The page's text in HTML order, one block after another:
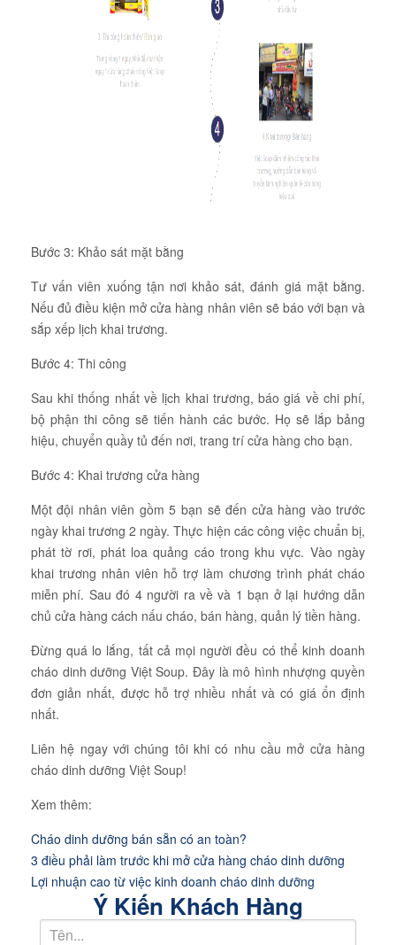
Bước 3: Khảo sát mặt bằng
Tư vấn viên xuống tận nơi khảo sát, đánh giá mặt bằng.
Nếu đủ điều kiện mở cửa hàng nhân viên sẽ báo với bạn và
sắp xếp lịch khai trương.
Bước 4: Thi công
Sau khi thống nhất về lịch khai trương, báo giá về chi phí,
bộ phận thi công sẽ tiến hành các bước. Họ sẽ lắp bảng
hiệu, chuyển quầy tủ đến nơi, trang trí cửa hàng cho bạn.
Bước 4: Khai trương cửa hàng
Một đội nhân viên gồm 5 bạn sẽ đến cửa hàng vào trước
ngày khai trương 2 ngày. Thực hiện các công việc chuẩn bị,
phát tờ rơi, phát loa quảng cáo trong khu vực. Vào ngày
khai trương nhân viên hỗ trợ làm chương trình phát cháo
miễn phí. Sau đó 4 người ra về và 1 bạn ở lại hướng dẫn
chủ cửa hàng cách nấu cháo, bán hàng, quản lý tiền hàng.
Đừng quá lo lắng, tất cả mọi người đều có thể kinh doanh
cháo dinh dưỡng Việt Soup. Đây là mô hình nhượng quyền
đơn giản nhất, được hỗ trợ nhiều nhất và có giá ổn định
nhất.
Liên hệ ngay với chúng tôi khi có nhu cầu mở cửa hàng
cháo dinh dưỡng Việt Soup!
Xem thêm:
Cháo dinh dưỡng bán sẵn có an toàn?
3 điều phải làm trước khi mở cửa hàng cháo dinh dưỡng
Lợi nhuận cao từ việc kinh doanh cháo dinh dưỡng
Ý Kiến Khách Hàng